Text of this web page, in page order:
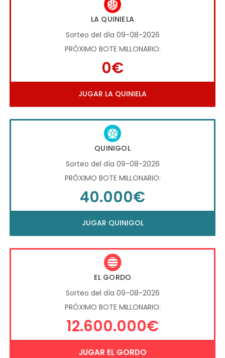
LA QUINIELA
Sorteo del día 09-08-2026
PRÓXIMO BOTE MILLONARIO:
0€
JUGAR LA QUINIELA
QUINIGOL
Sorteo del día 09-08-2026
PRÓXIMO BOTE MILLONARIO:
40.000€
JUGAR QUINIGOL
EL GORDO
Sorteo del día 09-08-2026
PRÓXIMO BOTE MILLONARIO:
12.600.000€
JUGAR EL GORDO